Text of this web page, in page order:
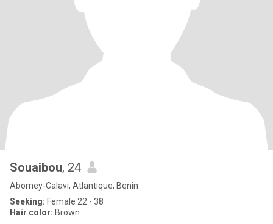
Souaibou, 24
Abomey-Calavi, Atlantique, Benin
Seeking: Female 22 - 38
Hair color: Brown